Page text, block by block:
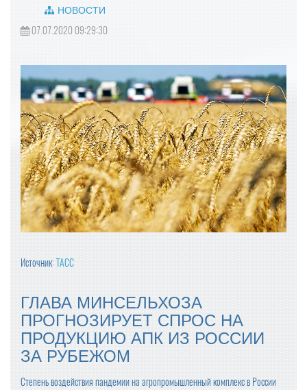
НОВОСТИ
07.07.2020 09:29:30
Источник:ТАСС
ГЛАВА МИНСЕЛЬХОЗА
ПРОГНОЗИРУЕТ СПРОС НА
ПРОДУКЦИЮ АПК ИЗ РОССИИ
ЗА РУБЕЖОМ
Степень воздействия пандемии на агропромышленный комплекс в России